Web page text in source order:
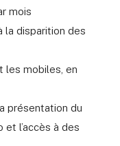
mois
la disparition des
les mobiles, en
présentation du
l’accès à des